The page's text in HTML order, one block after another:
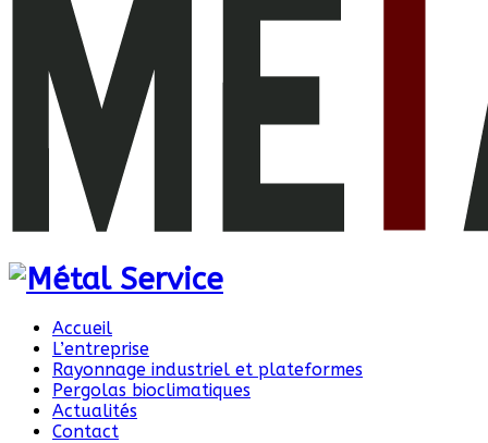
Accueil
L’entreprise
Rayonnage industriel et plateformes
Pergolas bioclimatiques
Actualités
Contact